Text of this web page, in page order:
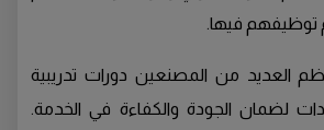
توظيفهم فيها.
العديد من المصنعين دورات تدريبية
لضمان الجودة والكفاءة في الخدمة.